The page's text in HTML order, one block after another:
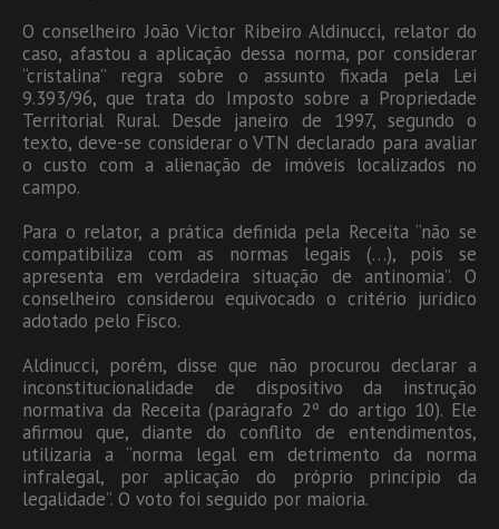
O conselheiro João Victor Ribeiro Aldinucci, relator do
caso, afastou a aplicação dessa norma, por considerar
“cristalina” regra sobre o assunto fixada pela Lei
9.393/96, que trata do Imposto sobre a Propriedade
Territorial Rural. Desde janeiro de 1997, segundo o
texto, deve-se considerar o VTN declarado para avaliar
o custo com a alienação de imóveis localizados no
campo.
Para o relator, a prática definida pela Receita “não se
compatibiliza com as normas legais (…), pois se
apresenta em verdadeira situação de antinomia”. O
conselheiro considerou equivocado o critério jurídico
adotado pelo Fisco.
Aldinucci, porém, disse que não procurou declarar a
inconstitucionalidade de dispositivo da instrução
normativa da Receita (parágrafo 2º do artigo 10). Ele
afirmou que, diante do conflito de entendimentos,
utilizaria a “norma legal em detrimento da norma
infralegal, por aplicação do próprio princípio da
legalidade”. O voto foi seguido por maioria.